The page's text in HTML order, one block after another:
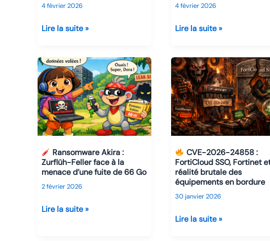
4 février 2026
:
une
faille
VMware
ESXi
désormais
dans
des
attaques
Lire la suite »
4 février 2026
sur
Choisir
le
service
public
:
confirmation
officielle…
mais
beaucoup
fumée
Lire la suite »
Ransomware Akira :
Zurflüh-Feller face à la
menace d’une fuite de 66 Go
2 février 2026
Lire la suite »
CVE-2026-24858 :
FortiCloud SSO, Fortinet
réalité brutale des
équipements en bordure
30 janvier 2026
Lire la suite »